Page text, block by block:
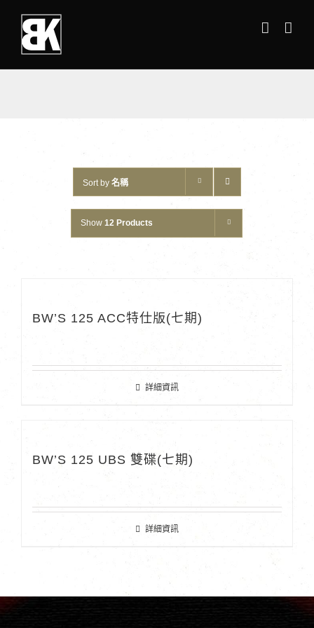
content
Sort by 名稱
Show 12 Products
BW’S 125 ACC特仕版(七期)
詳細資訊
BW’S 125 UBS 雙碟(七期)
詳細資訊